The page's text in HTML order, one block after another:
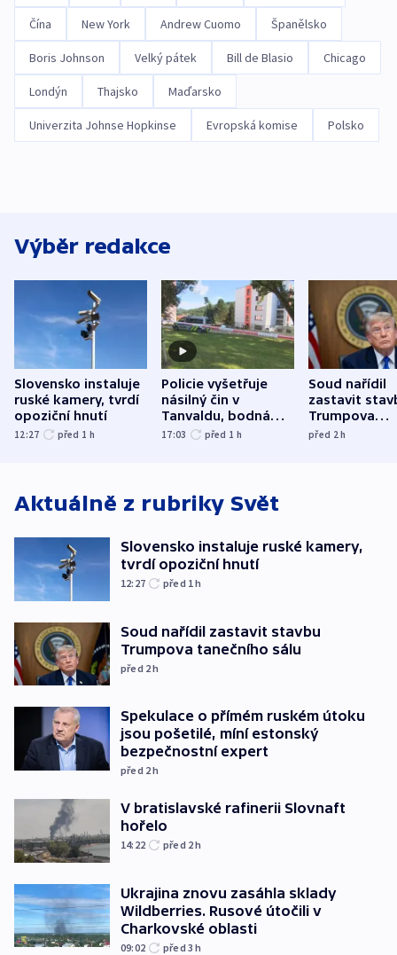
Čína New York Andrew Cuomo Španělsko
Boris Johnson Velký pátek Bill de Blasio Chicago
Londýn Thajsko Maďarsko
Univerzita Johnse Hopkinse Evropská komise Polsko
Výběr redakce
Slovensko instaluje
ruské kamery, tvrdí
opoziční hnutí
12:27 před 1 h
Policie vyšetřuje
násilný čin v
Tanvaldu, bodná
zranění při něm
17:03 před 1 h
Soud nařídil
zastavit
Trumpova
tanečního
před 2h
Aktuálně z rubriky Svět
Slovensko instaluje ruské kamery,
tvrdí opoziční hnutí
12:27 před 1h
Soud nařídil zastavit stavbu
Trumpova tanečního sálu
před 2h
Spekulace o přímém ruském útoku
jsou pošetilé, míní estonský
bezpečnostní expert
před 2h
V bratislavské rafinerii Slovnaft
hořelo
14:22 před 2h
Ukrajina znovu zasáhla sklady
Wildberries. Rusové útočili v
Charkovské oblasti
09:02 před 3h